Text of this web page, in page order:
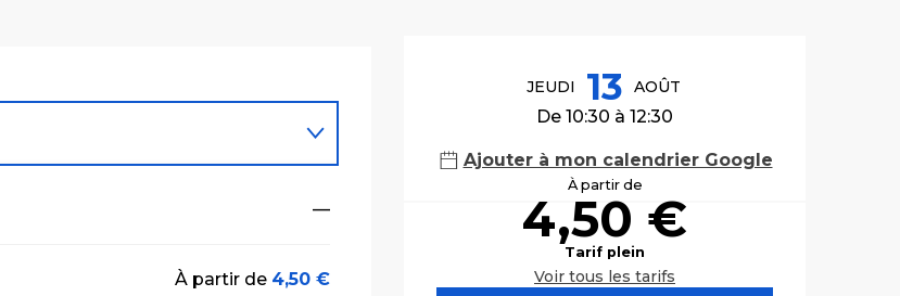
Ouverture et
JEUDI 13 AOÛT
De 10:30 à 12:30
Ajouter à mon calendrier Google
À partir de
4,50 €
Tarif plein
Voir tous les tarifs
—
À partir de 4,50 €